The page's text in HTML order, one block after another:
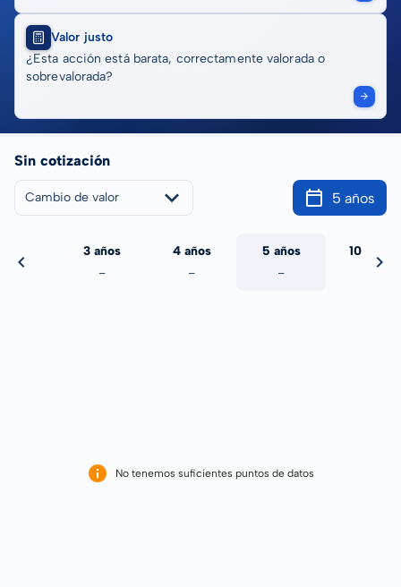
Valor justo
¿Esta acción está barata, correctamente valorada o
sobrevalorada?
Sin cotización
Cambio de valor 5 años
3 años
-
4 años
-
5 años
-
10 años
No tenemos suficientes puntos de datos